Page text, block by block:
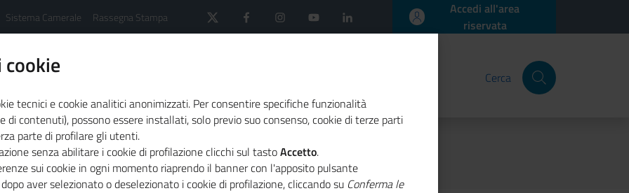
Sistema Camerale Rassegna Stampa
Accedi all'area
riservata
Cerca
sistema camerale
Primo Piano
nell'ultimo numero di Mosaico Europa
tecnici e cookie analitici anonimizzati. Per consentire specifiche funzionalità
di contenuti), possono essere installati, solo previo suo consenso, cookie di terze parti
parte di profilare gli utenti.
senza abilitare i cookie di profilazione clicchi sul tastoAccetto.
sui cookie in ogni momento riaprendo il banner con l'apposito pulsante
aver selezionato o deselezionato i cookie di profilazione, cliccando su Conferma le